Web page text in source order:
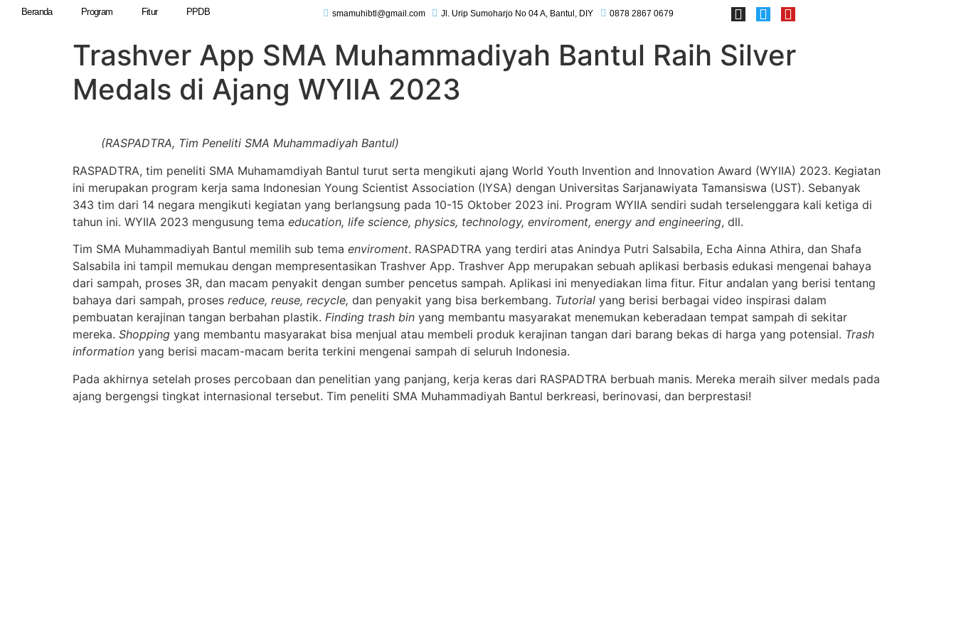
Beranda Program Fitur PPDB smamuhibtl@gmail.com Jl. Urip Sumoharjo No 04 A, Bantul, DIY 0878 2867 0679
Trashver App SMA Muhammadiyah Bantul Raih Silver
Medals di Ajang WYIIA 2023
(RASPADTRA, Tim Peneliti SMA Muhammadiyah Bantul)
RASPADTRA, tim peneliti SMA Muhamamdiyah Bantul turut serta mengikuti ajang World Youth Invention and Innovation Award (WYIIA) 2023. Kegiatan
ini merupakan program kerja sama Indonesian Young Scientist Association (IYSA) dengan Universitas Sarjanawiyata Tamansiswa (UST). Sebanyak
343 tim dari 14 negara mengikuti kegiatan yang berlangsung pada 10-15 Oktober 2023 ini. Program WYIIA sendiri sudah terselenggara kali ketiga di
tahun ini. WYIIA 2023 mengusung tema education, life science, physics, technology, enviroment, energy and engineering, dll.
Tim SMA Muhammadiyah Bantul memilih sub tema enviroment. RASPADTRA yang terdiri atas Anindya Putri Salsabila, Echa Ainna Athira, dan Shafa
Salsabila ini tampil memukau dengan mempresentasikan Trashver App. Trashver App merupakan sebuah aplikasi berbasis edukasi mengenai bahaya
dari sampah, proses 3R, dan macam penyakit dengan sumber pencetus sampah. Aplikasi ini menyediakan lima fitur. Fitur andalan yang berisi tentang
bahaya dari sampah, proses reduce, reuse, recycle, dan penyakit yang bisa berkembang. Tutorial yang berisi berbagai video inspirasi dalam
pembuatan kerajinan tangan berbahan plastik. Finding trash bin yang membantu masyarakat menemukan keberadaan tempat sampah di sekitar
mereka. Shopping yang membantu masyarakat bisa menjual atau membeli produk kerajinan tangan dari barang bekas di harga yang potensial. Trash
information yang berisi macam-macam berita terkini mengenai sampah di seluruh Indonesia.
Pada akhirnya setelah proses percobaan dan penelitian yang panjang, kerja keras dari RASPADTRA berbuah manis. Mereka meraih silver medals pada
ajang bergengsi tingkat internasional tersebut. Tim peneliti SMA Muhammadiyah Bantul berkreasi, berinovasi, dan berprestasi!